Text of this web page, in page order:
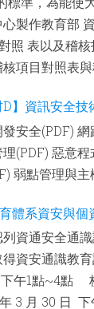
製作教育部
照 表以及稽
項目對照表與
D】資訊安全
安全(PDF)
(PDF) 惡意
弱點管理與主
體系資安與
資通安全通
資安通識教
午1點~4點
年 3 月 30 日